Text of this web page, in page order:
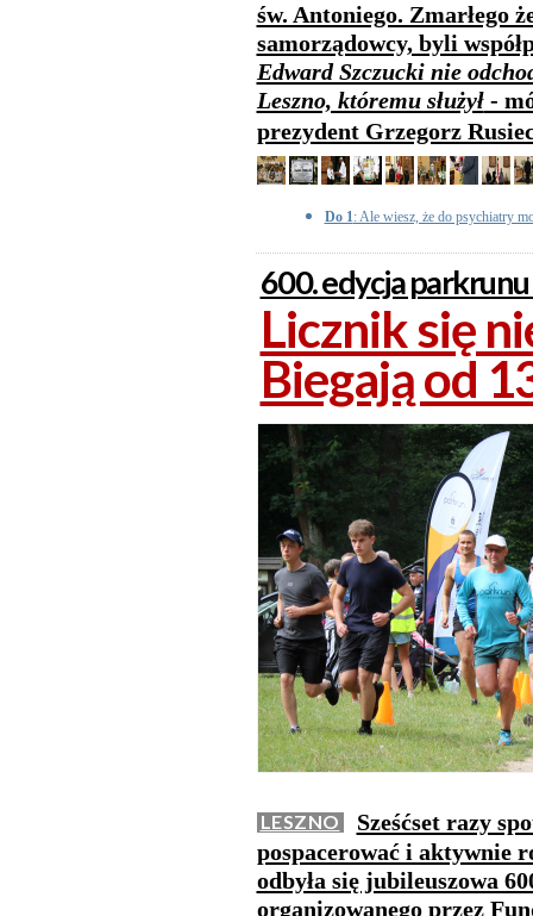
św. Antoniego. Zmarłego
samorządowcy, byli
Edward Szczucki nie
Leszno, któremu służył-
prezydent Grzegorz
Do 1: Ale wiesz, że do psychiatry
600. edycja
Licznik się
Biegają od
LESZNO
Sześćset razy
pospacerować i aktywnie
odbyła się jubileuszowa
organizowanego przez